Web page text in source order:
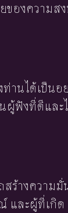
องความส
านได้เป็นอ
ผู้ฟังที่ดีและ
สร้างความ
และผู้ที่เกิด